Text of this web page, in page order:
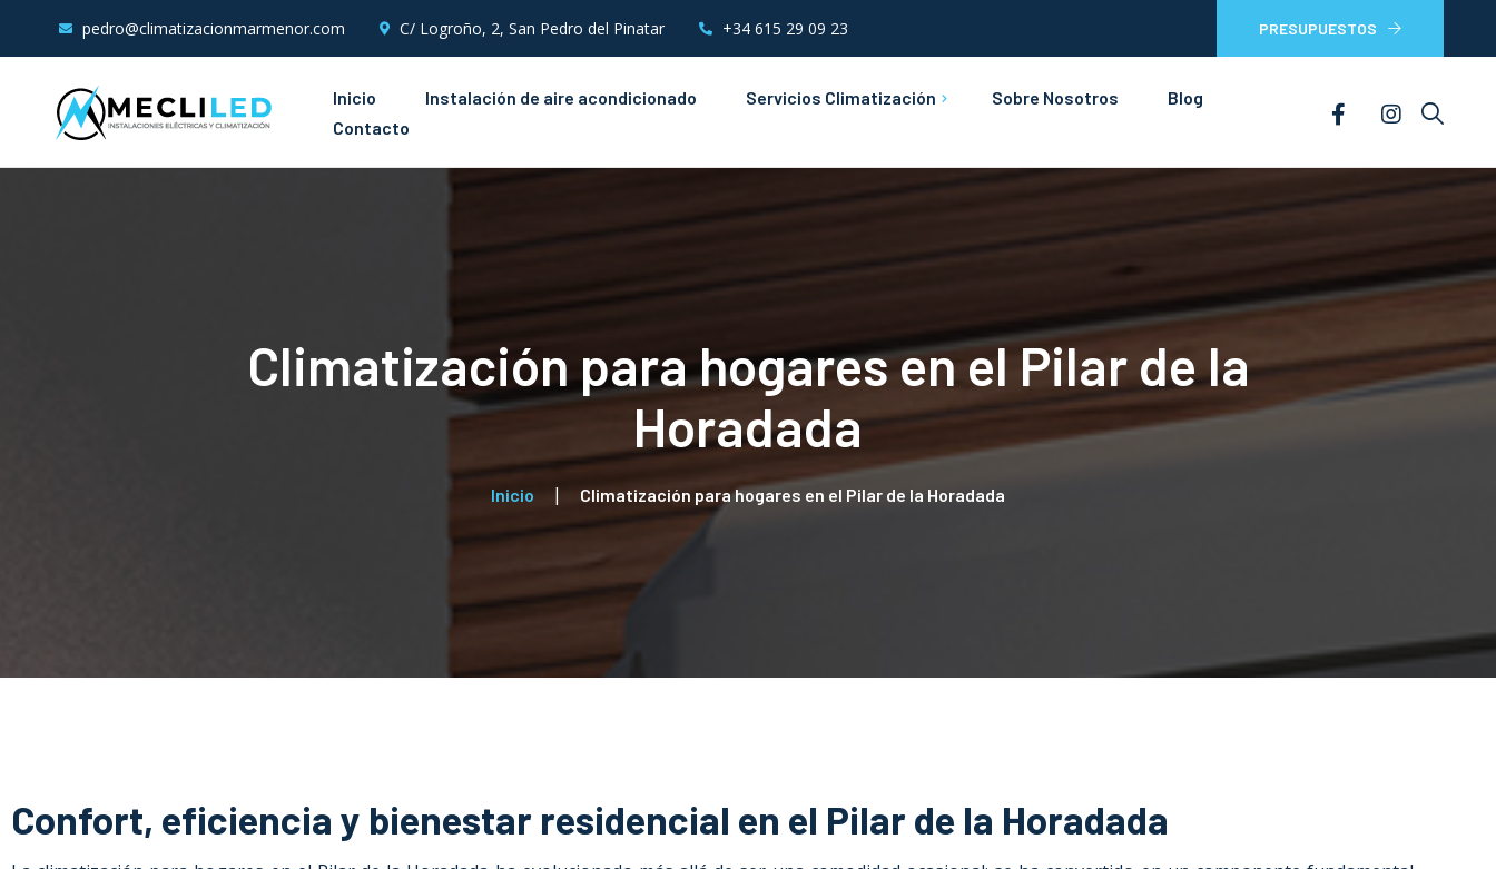
pedro@climatizacionmarmenor.com C/ Logroño, 2, San Pedro del Pinatar +34 615 29 09 23 PRESUPUESTOS
Inicio Instalación de aire acondicionado Servicios Climatización
Mantenimientos Eléctricos
Sobre Nosotros
Blog
Contacto
Climatización para hogares en el Pilar de la
Horadada
Inicio Climatización para hogares en el Pilar de la Horadada
Confort, eficiencia y bienestar residencial en el Pilar de la Horadada